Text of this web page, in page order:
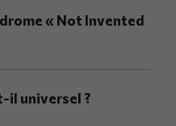
« Not Invented
il universel ?